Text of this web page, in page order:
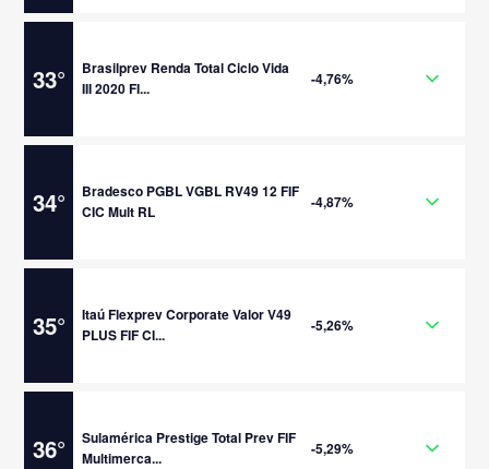
33°
Brasilprev Renda Total Ciclo Vida
III 2020 FI...
-4,76%
34°
Bradesco PGBL VGBL RV49 12 FIF
CIC Mult RL
-4,87%
35°
Itaú Flexprev Corporate Valor V49
PLUS FIF CI...
-5,26%
36°
Sulamérica Prestige Total Prev FIF
Multimerca...
-5,29%